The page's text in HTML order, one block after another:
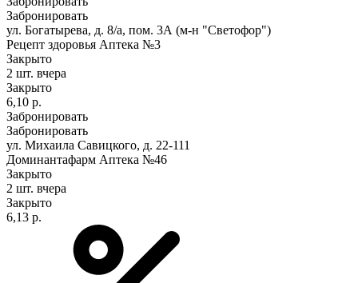
Забронировать
ул. Богатырева, д. 8/а, пом. 3А (м-н "Светофор")
Рецепт здоровья Аптека №3
Закрыто
2 шт. вчера
Закрыто
6,10 р.
Забронировать
Забронировать
ул. Михаила Савицкого, д. 22-111
Доминантафарм Аптека №46
Закрыто
2 шт. вчера
Закрыто
6,13 р.